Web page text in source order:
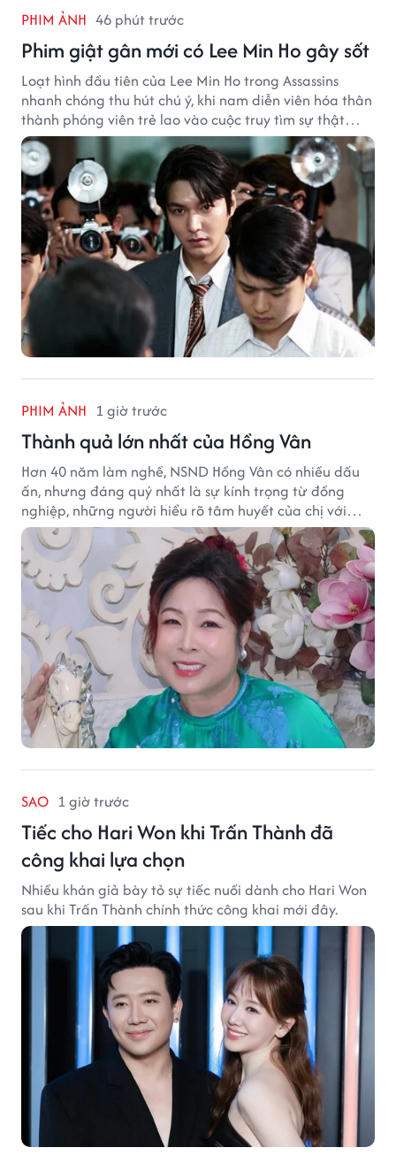
PHIM ẢNH 46 phút trước
Phim giật gân mới có Lee Min Ho gây sốt
Loạt hình đầu tiên của Lee Min Ho trong Assassins
nhanh chóng thu hút chú ý, khi nam diễn viên hóa thân
thành phóng viên trẻ lao vào cuộc truy tìm sự thật
phía sau một vụ ám sát gây chấn động Hàn Quốc.
PHIM ẢNH 1 giờ trước
Thành quả lớn nhất của Hồng Vân
Hơn 40 năm làm nghề, NSND Hồng Vân có nhiều dấu
ấn, nhưng đáng quý nhất là sự kính trọng từ đồng
nghiệp, những người hiểu rõ tâm huyết của chị với
nghệ thuật.
SAO 1 giờ trước
Tiếc cho Hari Won khi Trấn Thành đã
công khai lựa chọn
Nhiều khán giả bày tỏ sự tiếc nuối dành cho Hari Won
sau khi Trấn Thành chính thức công khai mới đây.